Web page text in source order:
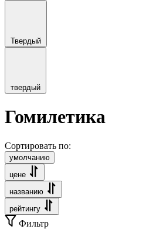
Твердый
твердый
Гомилетика
Сортировать по:
умолчанию
цене
названию
рейтингу
Фильтр